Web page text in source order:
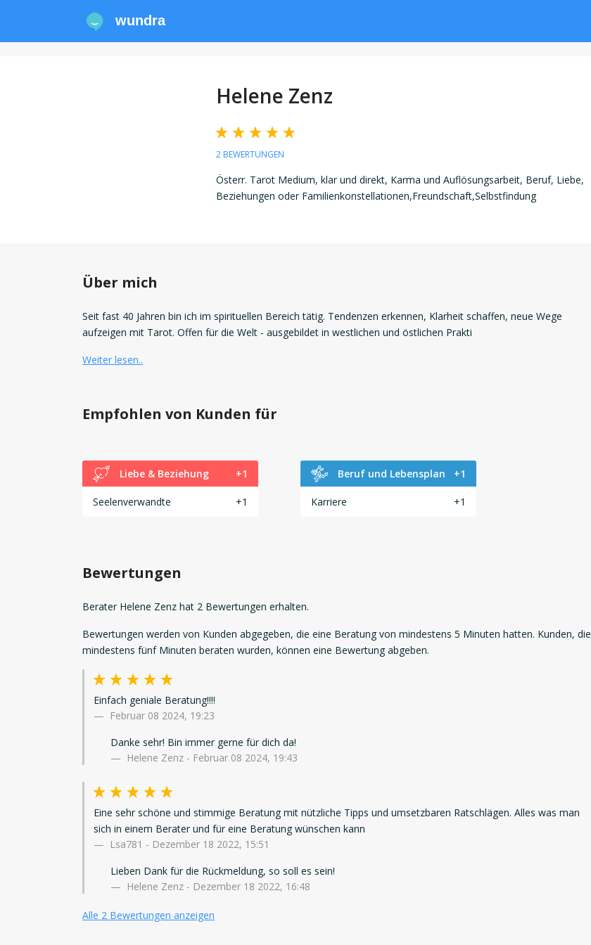
wundra
Helene Zenz
2 BEWERTUNGEN
Österr. Tarot Medium, klar und direkt, Karma und Auflösungsarbeit, Beruf, Liebe,
Beziehungen oder Familienkonstellationen,Freundschaft,Selbstfindung
Über mich
Seit fast 40 Jahren bin ich im spirituellen Bereich tätig. Tendenzen erkennen, Klarheit schaffen, neue Wege
aufzeigen mit Tarot. Offen für die Welt - ausgebildet in westlichen und östlichen Prakti
Weiter lesen..
Empfohlen von Kunden für
Liebe & Beziehung +1
Seelenverwandte +1
Beruf und Lebensplan +1
Karriere +1
Bewertungen
Berater Helene Zenz hat 2 Bewertungen erhalten.
Bewertungen werden von Kunden abgegeben, die eine Beratung von mindestens 5 Minuten hatten. Kunden, die
mindestens fünf Minuten beraten wurden, können eine Bewertung abgeben.
Einfach geniale Beratung!!!!
Februar 08 2024, 19:23
Danke sehr! Bin immer gerne für dich da!
Helene Zenz - Februar 08 2024, 19:43
Eine sehr schöne und stimmige Beratung mit nützliche Tipps und umsetzbaren Ratschlägen. Alles was man
sich in einem Berater und für eine Beratung wünschen kann
Lsa781 - Dezember 18 2022, 15:51
Lieben Dank für die Rückmeldung, so soll es sein!
Helene Zenz - Dezember 18 2022, 16:48
Alle 2 Bewertungen anzeigen